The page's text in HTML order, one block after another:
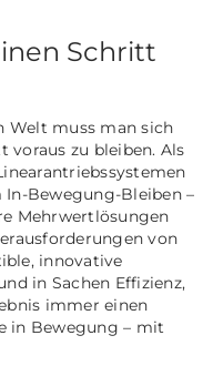
Schritt
Welt muss man sich
voraus zu bleiben. Als
Bewegung-Bleiben –
Mehrwertlösungen
von
innovative
in Sachen Effizienz,
immer einen
in Bewegung – mit